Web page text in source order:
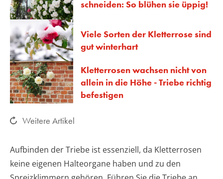
schneiden: So blühen sie üppig!
Viele Sorten der Kletterrose sind
gut winterhart
Kletterrosen wachsen nicht von
allein in die Höhe - Triebe richtig
befestigen
Weitere Artikel
Aufbinden der Triebe ist essenziell, da Kletterrosen
keine eigenen Halteorgane haben und zu den